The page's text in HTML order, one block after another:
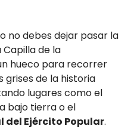
no debes dejar pasar la
de la
hueco para recorrer
grises de la historia
lugares como el
bajo tierra o el
del Ejército Popular.